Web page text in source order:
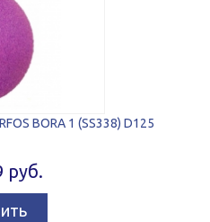
BORA 1 (SS338) D125
руб.